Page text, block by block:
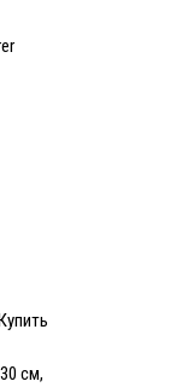
см,